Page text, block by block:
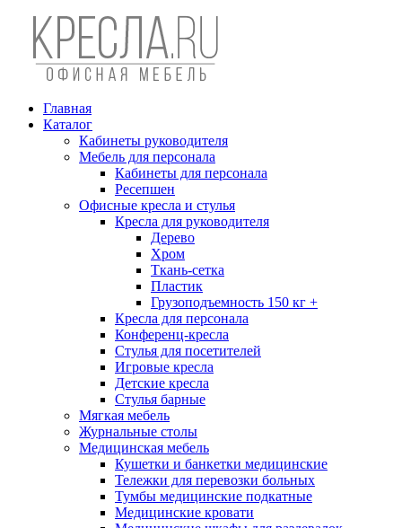
Главная
Каталог
Кабинеты руководителя
Мебель для персонала
Кабинеты для персонала
Ресепшен
Офисные кресла и стулья
Кресла для руководителя
Дерево
Хром
Ткань-сетка
Пластик
Грузоподъемность 150 кг +
Кресла для персонала
Конференц-кресла
Стулья для посетителей
Игровые кресла
Детские кресла
Стулья барные
Мягкая мебель
Журнальные столы
Медицинская мебель
Кушетки и банкетки медицинские
Тележки для перевозки больных
Тумбы медицинские подкатные
Медицинские кровати